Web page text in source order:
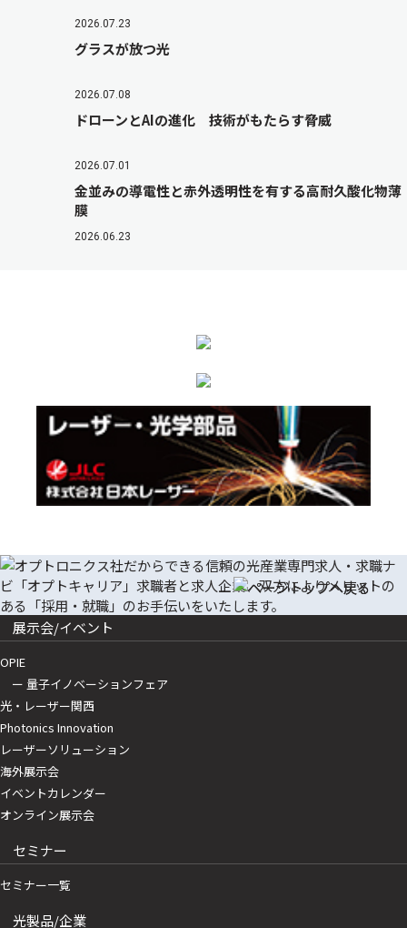
2026.07.23
グラスが放つ光
2026.07.08
ドローンとAIの進化 技術がもたらす脅威
2026.07.01
金並みの導電性と赤外透明性を有する高耐久酸化物薄
膜
2026.06.23
展示会/イベント
OPIE
ー 量子イノベーションフェア
光・レーザー関西
Photonics Innovation
レーザーソリューション
海外展示会
イベントカレンダー
オンライン展示会
セミナー
セミナー一覧
光製品/企業